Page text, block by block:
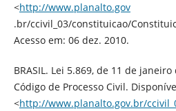
<http://www.planalto.gov
.br/ccivil_03/constituicao/
Acesso em: 06 dez. 2010.
BRASIL. Lei 5.869, de 11 de
Código de Processo Civil.
<http://www.planalto.gov.br/